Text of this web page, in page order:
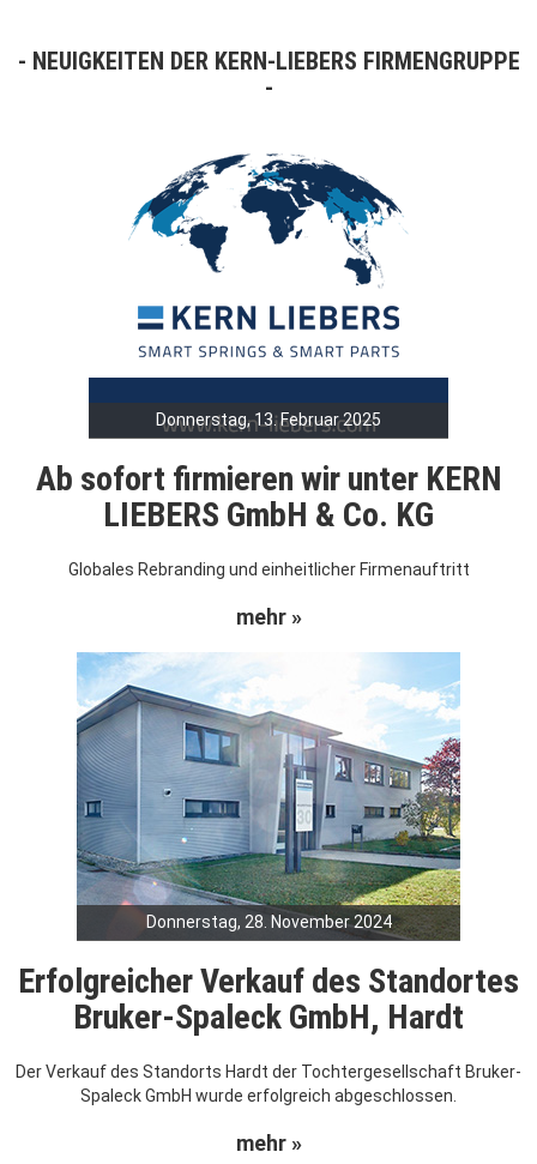
NEUIGKEITEN DER KERN-LIEBERS FIRMENGRUPPE
Donnerstag, 13. Februar 2025
Ab sofort firmieren wir unter KERN
LIEBERS GmbH & Co. KG
Globales Rebranding und einheitlicher Firmenauftritt
mehr »
Donnerstag, 28. November 2024
Erfolgreicher Verkauf des Standortes
Bruker-Spaleck GmbH, Hardt
Der Verkauf des Standorts Hardt der Tochtergesellschaft Bruker-
Spaleck GmbH wurde erfolgreich abgeschlossen.
mehr »